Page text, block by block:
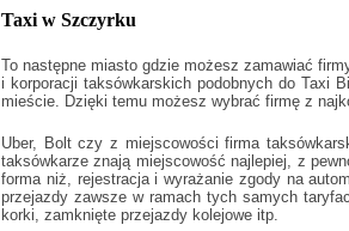
Taxi w Szczyrku
To następne miasto gdzie możesz zamawiać
i korporacji taksówkarskich podobnych do Taxi
mieście. Dzięki temu możesz wybrać firmę z
Uber, Bolt czy z miejscowości firma
taksówkarze znają miejscowość najlepiej, z
forma niż, rejestracja i wyrażanie zgody na
przejazdy zawsze w ramach tych samych
korki, zamknięte przejazdy kolejowe itp.